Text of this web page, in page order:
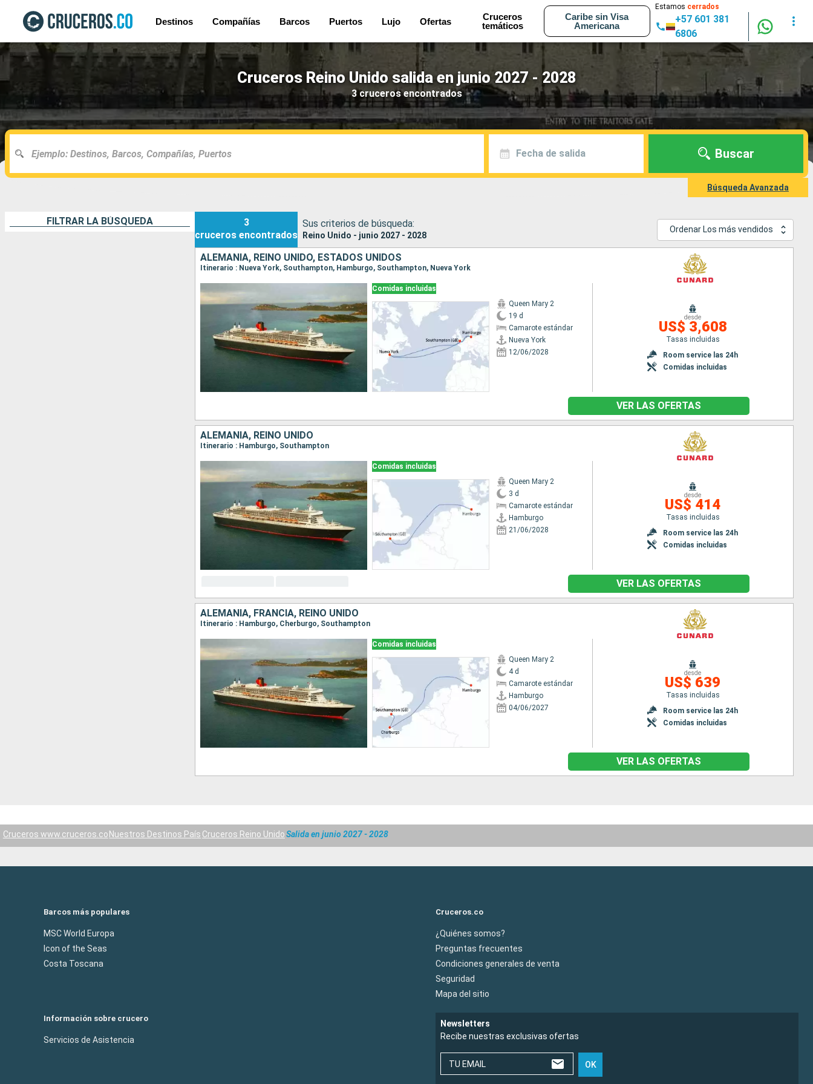
Destinos Compañías Barcos Puertos Lujo Ofertas
Cruceros
temáticos
Caribe sin Visa
Americana
Estamos cerrados
+57 601 381
6806
Cruceros Reino Unido salida en junio 2027 - 2028
3 cruceros encontrados
Fecha de salida Buscar
Búsqueda Avanzada
FILTRAR LA BÚSQUEDA
3
cruceros encontrados
Sus criterios de búsqueda:
Reino Unido - junio 2027 - 2028
Ordenar Los más vendidos
ALEMANIA, REINO UNIDO, ESTADOS UNIDOS
Itinerario : Nueva York, Southampton, Hamburgo, Southampton, Nueva York
Comidas incluidas
Queen Mary 2
19 d
Camarote estándar
Nueva York
12/06/2028
desde
US$ 3,608
Tasas incluidas
Room service las 24h
Comidas incluidas
VER LAS OFERTAS
ALEMANIA, REINO UNIDO
Itinerario : Hamburgo, Southampton
Comidas incluidas
Queen Mary 2
3 d
Camarote estándar
Hamburgo
21/06/2028
desde
US$ 414
Tasas incluidas
Room service las 24h
Comidas incluidas
VER LAS OFERTAS
ALEMANIA, FRANCIA, REINO UNIDO
Itinerario : Hamburgo, Cherburgo, Southampton
Comidas incluidas
Queen Mary 2
4 d
Camarote estándar
Hamburgo
04/06/2027
desde
US$ 639
Tasas incluidas
Room service las 24h
Comidas incluidas
VER LAS OFERTAS
Cruceros www.cruceros.co Nuestros Destinos País Cruceros Reino UnidoSalida en junio 2027 - 2028
Barcos más populares
MSC World Europa
Icon of the Seas
Costa Toscana
Cruceros.co
¿Quiénes somos?
Preguntas frecuentes
Condiciones generales de venta
Seguridad
Mapa del sitio
Información sobre crucero
Servicios de Asistencia
Newsletters
Recibe nuestras exclusivas ofertas
TU EMAIL OK